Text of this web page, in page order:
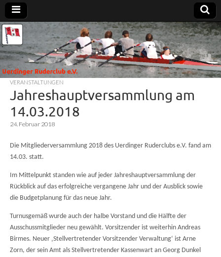
Uerdinger
Ruderclub
e.V.
Rudern in
Krefeld-
Uerdingen
VERANSTALTUNGEN
Jahreshauptversammlung am
14.03.2018
24. Februar 2018
Die Mitgliederversammlung 2018 des Uerdinger Ruderclubs e.V. fand am
14.03. statt.
Im Mittelpunkt standen wie auf jeder Jahreshauptversammlung der
Rückblick auf das erfolgreiche vergangene Jahr und der Ausblick sowie
die Budgetplanung für das neue Jahr.
Turnusgemäß wurde auch der halbe Vorstand und die Hälfte der
Ausschussmitglieder neu gewählt. Vorsitzender ist weiterhin Andreas
Birmes. Neuer ‚Stellvertretender Vorsitzender Verwaltung‘ ist Arne
Zorn, der sein Amt als Stellvertretender Kassenwart an Georg Dunkel